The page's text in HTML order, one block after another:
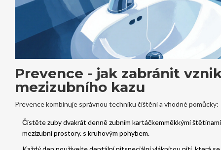
Prevence - jak zabránit
mezizubního kazu
Prevence kombinuje správnou techniku čištění a vhodné pomůcky:
Čistěte zuby dvakrát dennězubním kartáčkemměkkými
mezizubní prostory.s kruhovým pohybem.